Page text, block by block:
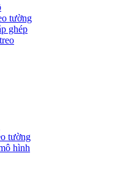
tường
ghép
tường
hình